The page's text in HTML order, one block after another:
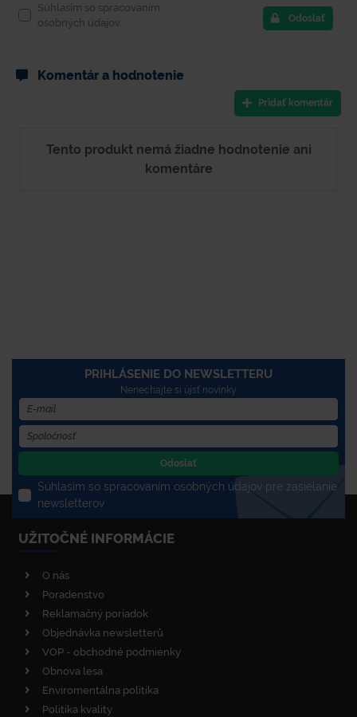
Súhlasím so spracovaním
osobných údajov.
Odoslať
Komentár a hodnotenie
Pridať komentár
Tento produkt nemá žiadne hodnotenie ani
komentáre
PRIHLÁSENIE DO NEWSLETTERU
Nenechajte si újsť novinky
Odoslať
Súhlasím so spracovaním osobných údajov pre zasielanie
newsletterov
UŽITOČNÉ INFORMÁCIE
O nás
Poradenstvo
Reklamačný poriadok
Objednávka newsletterů
VOP - obchodné podmienky
Obnova lesa
Enviromentálna politika
Politika kvality